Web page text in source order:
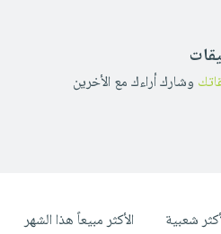
وشارك أراءك مع الأخرين
شعبية الأكثر مبيعاً هذا الشهر